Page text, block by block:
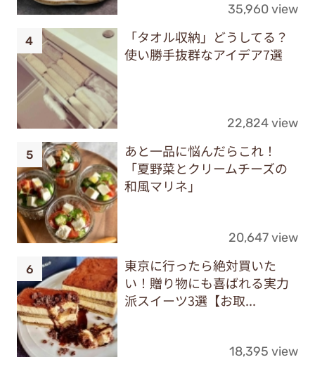
35,960 view
「タオル収納」どうしてる？
使い勝手抜群なアイデア7選
22,824 view
あと一品に悩んだらこれ！
「夏野菜とクリームチーズの
和風マリネ」
20,647 view
東京に行ったら絶対買いた
い！贈り物にも喜ばれる実力
派スイーツ3選【お取...
18,395 view